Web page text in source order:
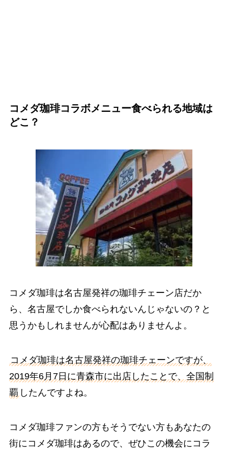
コメダ珈琲コラボメニュー食べられる地域は
どこ？
コメダ珈琲は名古屋発祥の珈琲チェーン店だか
ら、名古屋でしか食べられないんじゃないの？と
思うかもしれませんが心配はありませんよ。
コメダ珈琲は名古屋発祥の珈琲チェーンですが、
2019年6月7日に青森市に出店したことで、全国制
覇 したんですよね。
コメダ珈琲ファンの方もそうでない方もあなたの
街にコメダ珈琲はあるので、ぜひこの機会にコラ